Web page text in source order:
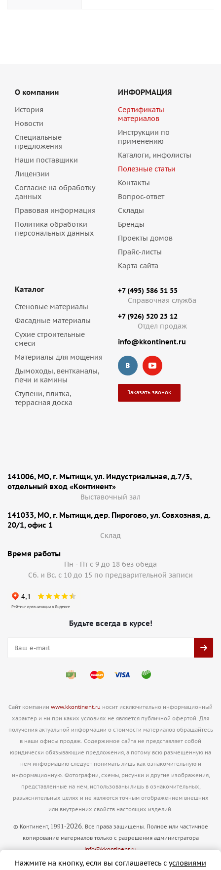
О компании
История
Новости
Специальные
предложения
Наши поставщики
Лицензии
Согласие на обработку
данных
Правовая информация
Политика обработки
персональных данных
ИНФОРМАЦИЯ
Сертификаты
материалов
Инструкции по
применению
Каталоги, инфолисты
Полезные статьи
Контакты
Вопрос-ответ
Склады
Бренды
Проекты домов
Прайс-листы
Карта сайта
Каталог
Стеновые материалы
Фасадные материалы
Сухие строительные
смеси
Материалы для мощения
Дымоходы, вентканалы,
печи и камины
Ступени, плитка,
террасная доска
+7 (495) 586 51 55
Справочная служба
+7 (926) 520 25 12
Отдел продаж
info@kkontinent.ru
Заказать звонок
141006, МО, г. Мытищи, ул. Индустриальная, д.7/3,
отдельный вход «Континент»
Выставочный зал
141033, МО, г. Мытищи, дер. Пирогово, ул. Совхозная, д.
20/1, офис 1
Cклад
Время работы
Пн - Пт с 9 до 18 без обеда
Сб. и Вс. с 10 до 15 по предварительной записи
Будьте всегда в курсе!
Сайт компании www.kkontinent.ru носит исключительно информационный
характер и ни при каких условиях не является публичной офертой. Для
получения актуальной информации о стоимости материалов обращайтесь
в наши офисы продаж. Содержимое сайта не представляет собой
юридически обязывающие предложения, а потому всю размещенную на
нем информацию следует понимать лишь как ознакомительную и
информационную. Фотографии, схемы, рисунки и другие изображения,
представленные на нем, использованы лишь в ознакомительных,
разьяснительных целях и не являются точным отображением внешних
или внутренних свойств настоящих изделий.
© Континент, 1991-2026. Все права защищены. Полное или частичное
копирование материалов только с разрешения администратора
info@kkontinent.ru
Версия для печати
Нажмите на кнопку, если вы соглашаетесь с условиями